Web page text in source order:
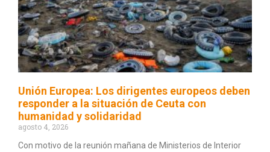
Unión Europea: Los dirigentes europeos deben
responder a la situación de Ceuta con
humanidad y solidaridad
agosto 4, 2026
Con motivo de la reunión mañana de Ministerios de Interior